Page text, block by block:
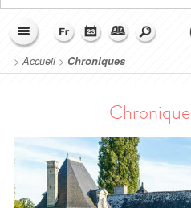
>Accueil> Chroniques